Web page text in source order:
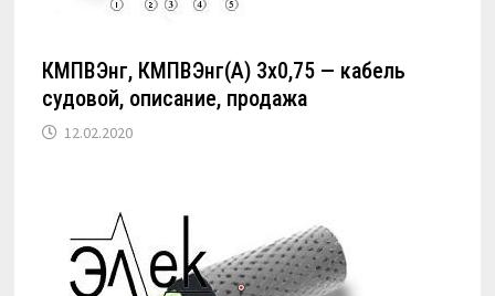
КМПВЭнг, КМПВЭнг(А) 3х0,75 — кабель
судовой, описание, продажа
12.02.2020